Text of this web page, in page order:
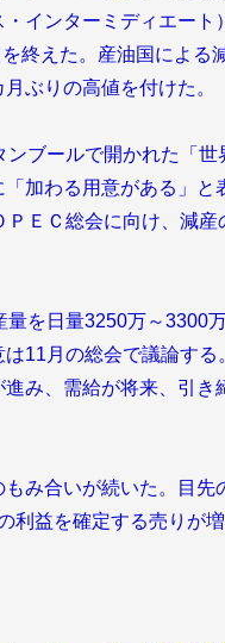
インターミディエート
終えた。産油国による
ぶりの高値を付けた。
ブールで開かれた「世
加わる用意がある」と
ＥＣ総会に向け、減産
を日量3250万～3300
11月の総会で議論す
み、需給が将来、引き
み合いが続いた。目先
益を確定する売りが